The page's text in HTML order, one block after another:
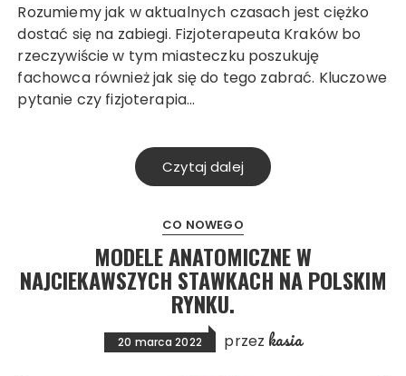
Rozumiemy jak w aktualnych czasach jest ciężko
dostać się na zabiegi. Fizjoterapeuta Kraków bo
rzeczywiście w tym miasteczku poszukuję
fachowca również jak się do tego zabrać. Kluczowe
pytanie czy fizjoterapia…
Czytaj dalej
CO NOWEGO
MODELE ANATOMICZNE W
NAJCIEKAWSZYCH STAWKACH NA POLSKIM
RYNKU.
20 marca 2022 przez kasia